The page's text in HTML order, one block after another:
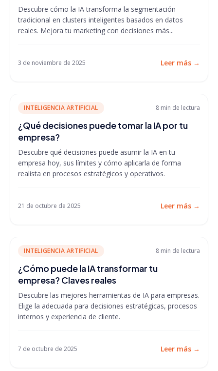
Descubre cómo la IA transforma la segmentación
tradicional en clusters inteligentes basados en datos
reales. Mejora tu marketing con decisiones más...
3 de noviembre de 2025 Leer más →
INTELIGENCIA ARTIFICIAL 8 min de lectura
¿Qué decisiones puede tomar la IA por tu
empresa?
Descubre qué decisiones puede asumir la IA en tu
empresa hoy, sus límites y cómo aplicarla de forma
realista en procesos estratégicos y operativos.
21 de octubre de 2025 Leer más →
INTELIGENCIA ARTIFICIAL 8 min de lectura
¿Cómo puede la IA transformar tu
empresa? Claves reales
Descubre las mejores herramientas de IA para empresas.
Elige la adecuada para decisiones estratégicas, procesos
internos y experiencia de cliente.
7 de octubre de 2025 Leer más →